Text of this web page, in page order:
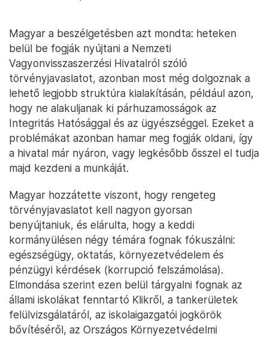
Magyar a beszélgetésben azt mondta: heteken
belül be fogják nyújtani a Nemzeti
Vagyonvisszaszerzési Hivatalról szóló
törvényjavaslatot, azonban most még dolgoznak a
lehető legjobb struktúra kialakításán, például azon,
hogy ne alakuljanak ki párhuzamosságok az
Integritás Hatósággal és az ügyészséggel. Ezeket a
problémákat azonban hamar meg fogják oldani, így
a hivatal már nyáron, vagy legkésőbb ősszel el tudja
majd kezdeni a munkáját.
Magyar hozzátette viszont, hogy rengeteg
törvényjavaslatot kell nagyon gyorsan
benyújtaniuk, és elárulta, hogy a keddi
kormányülésen négy témára fognak fókuszálni:
egészségügy, oktatás, környezetvédelem és
pénzügyi kérdések (korrupció felszámolása).
Elmondása szerint ezen belül tárgyalni fognak az
állami iskolákat fenntartó Klikről, a tankerületek
felülvizsgálatáról, az iskolaigazgatói jogkörök
bővítéséről, az Országos Környezetvédelmi